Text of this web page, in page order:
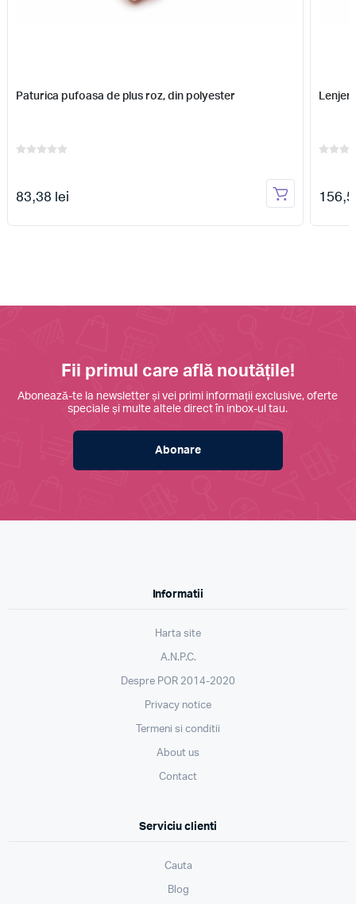
Paturica pufoasa de plus roz, din polyester
83,38 lei
Fii primul care află noutățile!
Abonează-te la newsletter și vei primi informații exclusive, oferte
speciale și multe altele direct în inbox-ul tau.
Abonare
Informatii
Harta site
A.N.P.C.
Despre POR 2014-2020
Privacy notice
Termeni si conditii
About us
Contact
Serviciu clienti
Cauta
Blog